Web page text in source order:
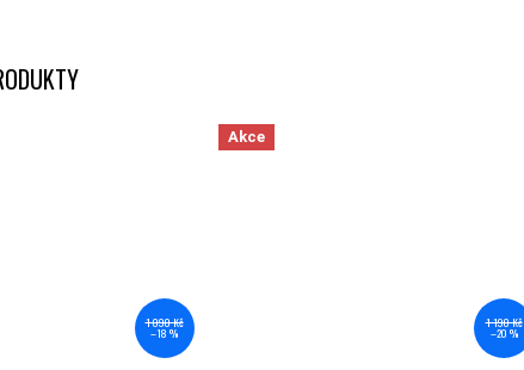
1 090 Kč
–18 %
Akce
1 190 Kč
–20 %